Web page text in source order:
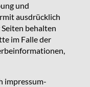
und
ausdrücklich
behalten
im Falle der
impressum-